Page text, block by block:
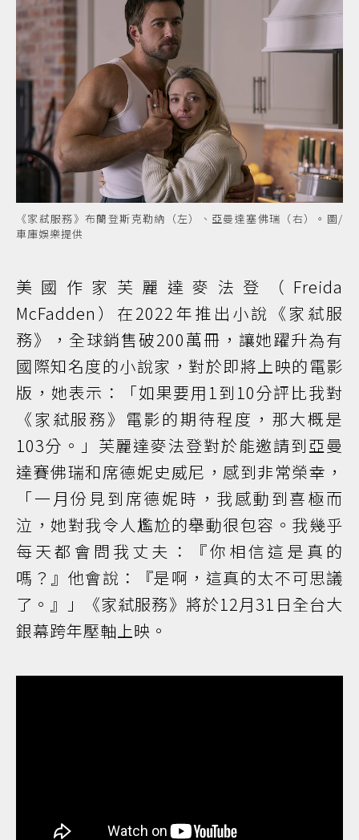
《家弒服務》布蘭登斯克勒納（左）、亞曼達塞佛瑞（右）。圖/
車庫娛樂提供
美國作家芙麗達麥法登（Freida
McFadden）在2022年推出小說《家弒服
務》，全球銷售破200萬冊，讓她躍升為有
國際知名度的小說家，對於即將上映的電影
版，她表示：「如果要用1到10分評比我對
《家弒服務》電影的期待程度，那大概是
103分。」芙麗達麥法登對於能邀請到亞曼
達賽佛瑞和席德妮史威尼，感到非常榮幸，
「一月份見到席德妮時，我感動到喜極而
泣，她對我令人尷尬的舉動很包容。我幾乎
每天都會問我丈夫：『你相信這是真的
嗎？』他會說：『是啊，這真的太不可思議
了。』」《家弒服務》將於12月31日全台大
銀幕跨年壓軸上映。